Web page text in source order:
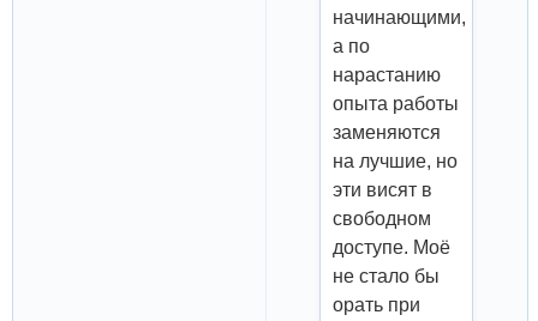
начинающими,
а по
нарастанию
опыта работы
заменяются
на лучшие, но
эти висят в
свободном
доступе. Моё
не стало бы
орать при